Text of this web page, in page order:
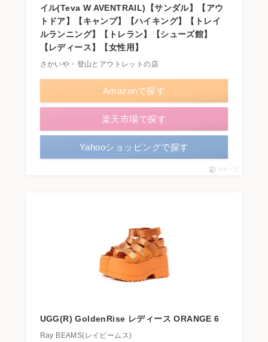
イル(Teva W AVENTRAIL)【サンダル】【アウ
トドア】【キャンプ】【ハイキング】【トレイ
ルランニング】【トレラン】【シューズ館】
【レディース】【女性用】
さかいや・登山とアウトレットの店
Amazonで探す
楽天市場で探す
Yahooショッピングで探す
ポチップ
UGG(R) GoldenRise レディース ORANGE 6
Ray BEAMS(レイビームス)